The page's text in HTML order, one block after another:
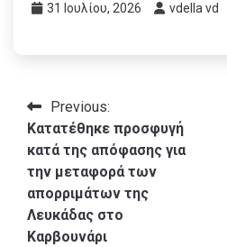
31 Ιουλίου, 2026 vdella vd
Πλοήγηση
άρθρων
Previous:
Κατατέθηκε προσφυγή
κατά της απόφασης για
την μεταφορά των
απορριμάτων της
Λευκάδας στο
Καρβουνάρι